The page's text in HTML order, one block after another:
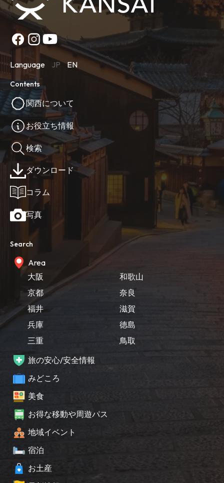
Language JP EN
Contents
関西について
お役立ち情報
検索
ダウンロード
コラム
写真
Search
Area
大阪
京都
福井
兵庫
三重
和歌山
奈良
滋賀
徳島
鳥取
旅の安心/安全情報
みどころ
美食
お得な移動や周遊パス
地域イベント
宿泊
お土産